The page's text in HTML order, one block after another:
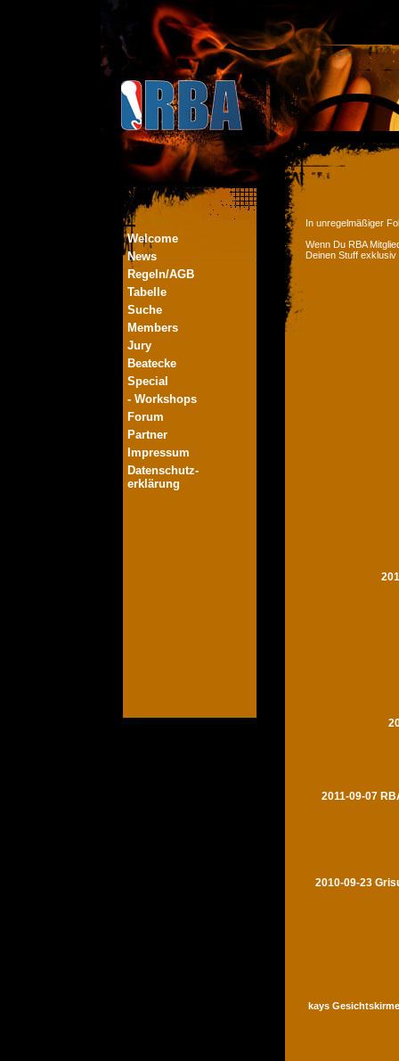
Welcome
News
Regeln/AGB
Tabelle
Suche
Members
Jury
Beatecke
Special
- Workshops
Forum
Partner
Impressum
Datenschutz-
erklärung
In unregelmäßiger
Wenn Du RBA
Deinen Stuff
2011-09-07
2010-09-23
kays